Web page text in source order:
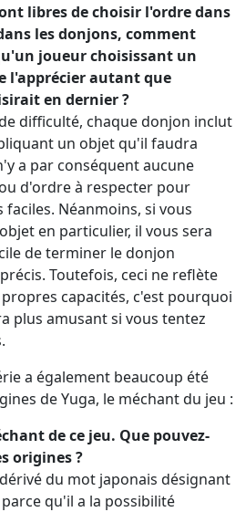
libres de choisir l'ordre dans
les donjons, comment
joueur choisissant un
l'apprécier autant que
en dernier ?
difficulté, chaque donjon inclut
un objet qu'il faudra
a par conséquent aucune
d'ordre à respecter pour
Néanmoins, si vous
en particulier, il vous sera
de terminer le donjon
Toutefois, ceci ne reflète
capacités, c'est pourquoi
plus amusant si vous tentez
a également beaucoup été
de Yuga, le méchant du jeu :
de ce jeu. Que pouvez-
origines ?
dérivé du mot japonais désignant
qu'il a la possibilité